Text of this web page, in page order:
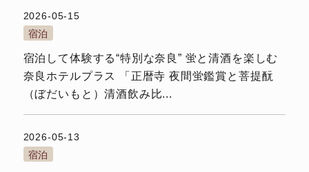
2026-05-15
宿泊
宿泊して体験する“特別な奈良” 蛍と清酒を楽しむ
奈良ホテルプラス 「正暦寺 夜間蛍鑑賞と菩提酛
（ぼだいもと）清酒飲み比...
2026-05-13
宿泊